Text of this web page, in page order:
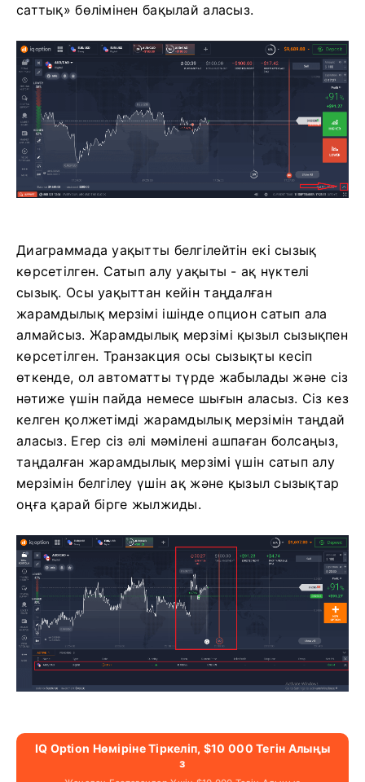
саттық» бөлімінен бақылай аласыз.
Диаграммада уақытты белгілейтін екі сызық
көрсетілген. Сатып алу уақыты - ақ нүктелі
сызық. Осы уақыттан кейін таңдалған
жарамдылық мерзімі ішінде опцион сатып ала
алмайсыз. Жарамдылық мерзімі қызыл сызықпен
көрсетілген. Транзакция осы сызықты кесіп
өткенде, ол автоматты түрде жабылады және сіз
нәтиже үшін пайда немесе шығын аласыз. Сіз кез
келген қолжетімді жарамдылық мерзімін таңдай
аласыз. Егер сіз әлі мәмілені ашпаған болсаңыз,
таңдалған жарамдылық мерзімі үшін сатып алу
мерзімін белгілеу үшін ақ және қызыл сызықтар
оңға қарай бірге жылжиды.
IQ Option Нөміріне Тіркеліп, $10 000 Тегін Алыңы
З